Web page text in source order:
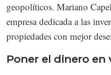
geopolíticos. Mariano
empresa dedicada a las
propiedades con mejor
Poner el dinero en